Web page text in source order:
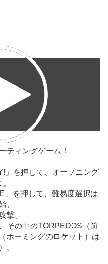
ティングゲーム！
」を押して、オープニング
」を押して、難易度選択は
。
撃。
その中のTORPEDOS（前
ホーミングのロケット）は
。